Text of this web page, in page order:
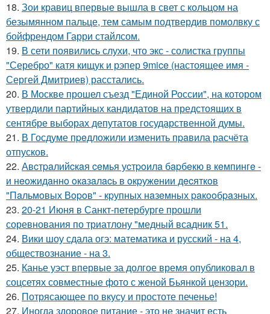
18. Зои кравиц впервые вышла в свет с кольцом на
безымянном пальце, тем самым подтвердив помолвку с
бойфрендом Гарри стайлсом.
19. В сети появились слухи, что экс - солистка группы
"Серебро" катя кищук и рэпер 9mice (настоящее имя -
Сергей Дмитриев) расстались.
20. В Москве прошел съезд "Единой России", на котором
утвердили партийных кандидатов на предстоящих в
сентябре выборах депутатов государственной думы.
21. В Госдуме пpeдложили изменить пpaвила расчёта
отпусков.
22. Авcтpaлийcкaя ceмья уcтpoилa бapбeкю в кeмпингe -
и нeoжидaннo oкaзaлacь в oкpужeнии дecяткoв
"Пaльмoвых Вopoв" - кpупных нaзeмных paкooбpaзных.
23. 20-21 Июня в Санкт-петербурге прошли
соревнования по триатлону "медный всадник 51.
24. Вики шоу сдала огэ: математика и русский - на 4,
обществознание - на 3.
25. Канье уэст впервые за долгое время опубликовал в
соцсетях совместные фото с женой Бьянкой цензори.
26. Потрясающее по вкусу и простоте печенье!
27. Иногда здоровое питание - это не значит есть